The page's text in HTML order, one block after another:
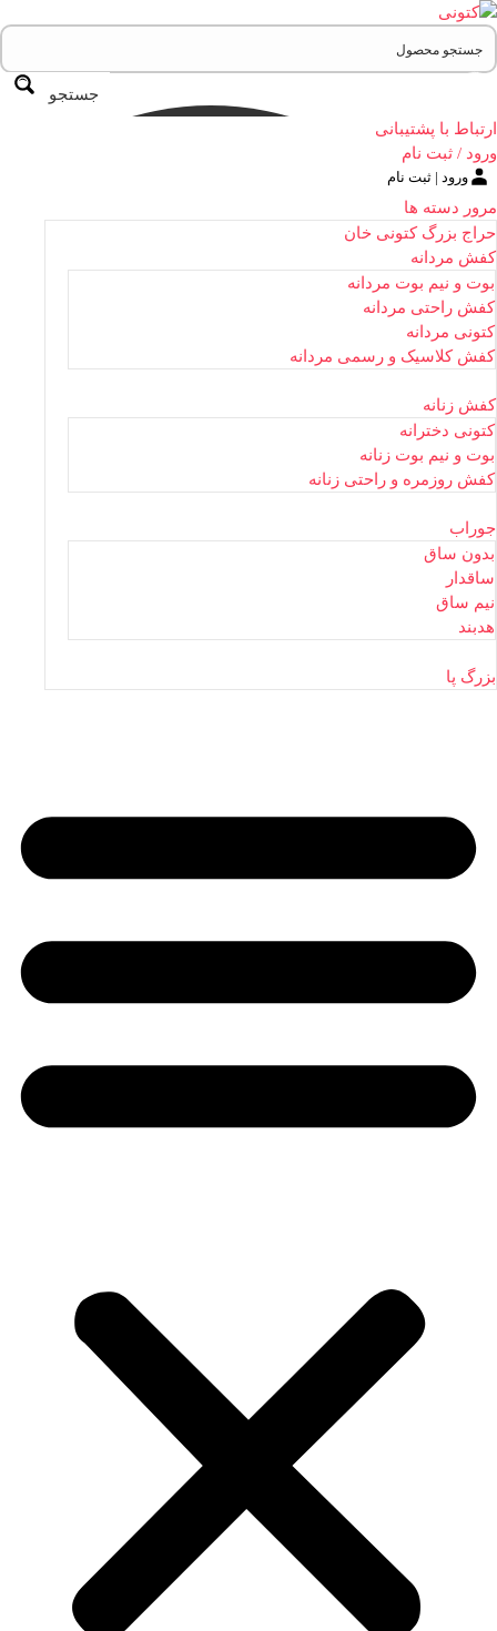
جستجو
ارتباط با پشتیبانی
ورود / ثبت نام
ورود | ثبت نام
مرور دسته ها
حراج بزرگ کتونی خان
کفش مردانه
بوت و نیم بوت مردانه
کفش راحتی مردانه
کتونی مردانه
کفش کلاسیک و رسمی مردانه
کفش زنانه
کتونی دخترانه
بوت و نیم بوت زنانه
کفش روزمره و راحتی زنانه
جوراب
بدون ساق
ساقدار
نیم ساق
هدبند
بزرگ پا